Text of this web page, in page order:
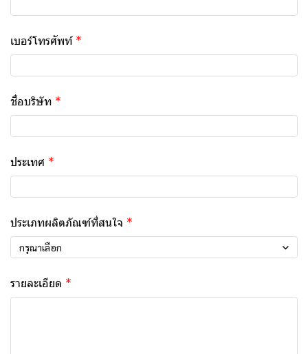
เบอร์โทรศัพท์
ชื่อบริษัท
ประเทศ
ประเภทผลิตภัณฑ์ที่สนใจ
กรุณาเลือก
รายละเอียด